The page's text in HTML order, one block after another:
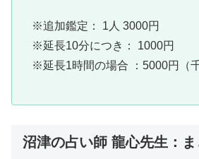
※追加鑑定： 1人 3000円
※延長10分につき： 1000円
※延長1時間の場合 ：5000円（千
沼津の占い師 龍心先生：